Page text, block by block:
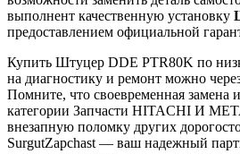
выполнент качественную установку
предоставлением официальной
Купить Штуцер DDE PTR80K по
на диагностику и ремонт можно
Помните, что своевременная замена
категории Запчасти HITACHI И
внезапную поломку других
SurgutZapchast — ваш надежный